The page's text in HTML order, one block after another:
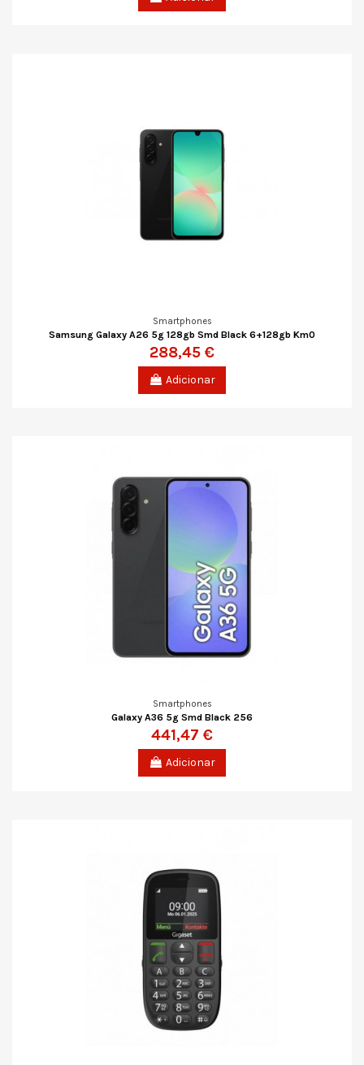
Smartphones
Samsung Galaxy A26 5g 128gb Smd Black 6+128gb Km0
288,45 €
Adicionar
Smartphones
Galaxy A36 5g Smd Black 256
441,47 €
Adicionar